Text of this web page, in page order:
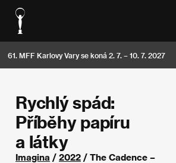
61. MFF Karlovy Vary se koná 2. 7. – 10. 7. 2027
Rychlý spád:
Příběhy papíru
a látky
Imagina / 2022 / The Cadence –